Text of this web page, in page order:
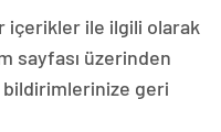
içerikler ile ilgili olarak
sayfası üzerinden
bildirimlerinize geri